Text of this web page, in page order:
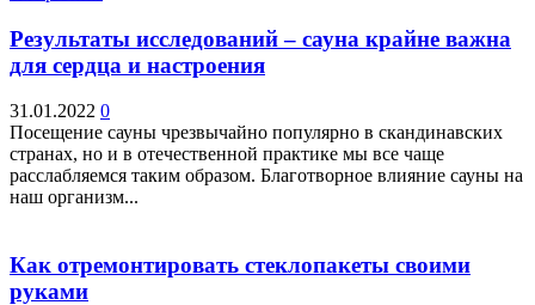
Результаты исследований – сауна крайне важна
для сердца и настроения
31.01.2022 0
Посещение сауны чрезвычайно популярно в скандинавских
странах, но и в отечественной практике мы все чаще
расслабляемся таким образом. Благотворное влияние сауны на
наш организм...
Как отремонтировать стеклопакеты своими
руками